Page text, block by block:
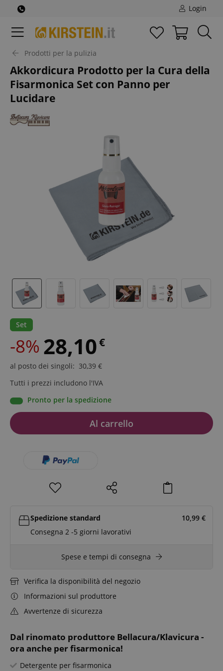
Login
Prodotti per la pulizia
Akkordicura Prodotto per la Cura della
Fisarmonica Set con Panno per
Lucidare
Dal rinomato produttore Bellacura/Klavicura -
ora anche per fisarmonica!
Detergente per fisarmonica
Set
-8% 28,10€
al posto dei singoli: 30,39 €
Tutti i prezzi includono l'IVA
Pronto per la spedizione
Al carrello
Spedizione standard 10,99 €
Consegna 2 -5 giorni lavorativi
Spese e tempi di consegna
Verifica la disponibilità del negozio
Informazioni sul produttore
Avvertenze di sicurezza